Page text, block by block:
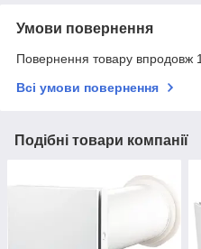
Умови повернення
Повернення товару впродовж
Всі умови повернення
Подібні товари компанії